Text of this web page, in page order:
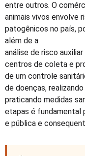
entre outros. O
animais vivos envolve
patogênicos no país,
além de a
análise de risco
centros de coleta e
de um controle
de doenças,
praticando medidas
etapas é fundamental
e pública e